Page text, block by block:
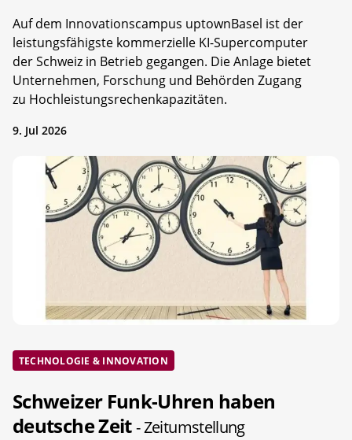
Auf dem Innovationscampus uptownBasel ist der
leistungsfähigste kommerzielle KI-Supercomputer
der Schweiz in Betrieb gegangen. Die Anlage bietet
Unternehmen, Forschung und Behörden Zugang
zu Hochleistungsrechenkapazitäten.
9. Jul 2026
TECHNOLOGIE & INNOVATION
Schweizer Funk-Uhren haben
deutsche Zeit- Zeitumstellung